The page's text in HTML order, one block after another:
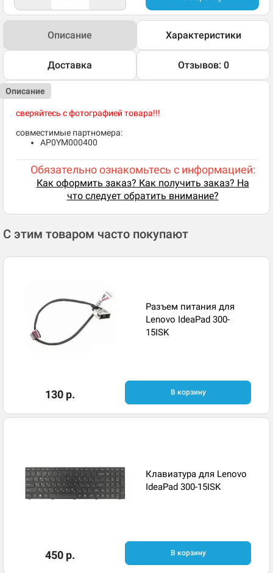
Описание Характеристики
Доставка Отзывов: 0
Описание
сверяйтесь с фотографией товара!!!
совместимые партномера:
AP0YM000400
Обязательно ознакомьтесь с информацией:
Как оформить заказ? Как получить заказ? На
что следует обратить внимание?
С этим товаром часто покупают
Разъем питания для
Lenovo IdeaPad 300-
15ISK
130 р. В корзину
Клавиатура для Lenovo
IdeaPad 300-15ISK
450 р. В корзину